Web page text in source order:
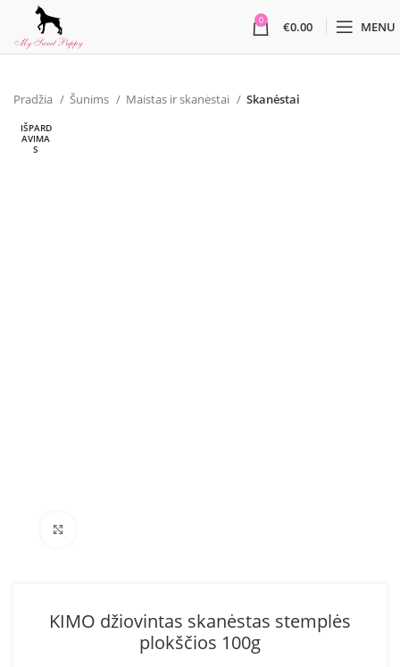
0 €0.00 MENU
Pradžia Šunims Maistas ir skanėstai Skanėstai
IŠPARD
AVIMA
S
KIMO džiovintas skanėstas stemplės
plokščios 100g